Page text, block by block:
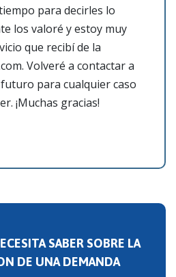
para decirles lo
los valoré y estoy muy
que recibí de la
Volveré a contactar a
para cualquier caso
¡Muchas gracias!
SABER SOBRE LA
DE UNA DEMANDA